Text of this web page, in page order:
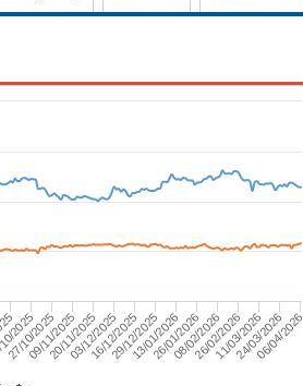
2025
27/10/2025
09/11/2025
20/11/2025
03/12/2025
16/12/2025
29/12/2025
13/01/2026
26/01/2026
08/02/2026
26/02/2026
11/03/2026
24/03/2026
06/04/2026